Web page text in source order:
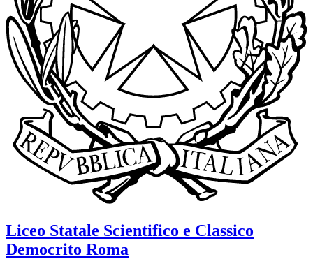
Liceo Statale Scientifico e Classico
Democrito Roma